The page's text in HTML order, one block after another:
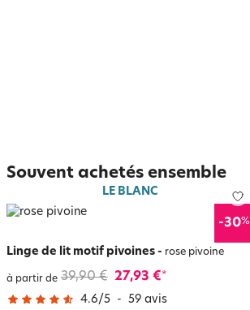
Souvent achetés ensemble
LE BLANC
-30%
Linge de lit motif pivoines - rose pivoine
à partir de 39,90 € 27,93 €*
4.6/5 - 59 avis